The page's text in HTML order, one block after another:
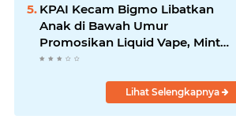
KPAI Kecam Bigmo Libatkan
Anak di Bawah Umur
Promosikan Liquid Vape, Minta
Aparat Bertindak Tegas
Lihat Selengkapnya